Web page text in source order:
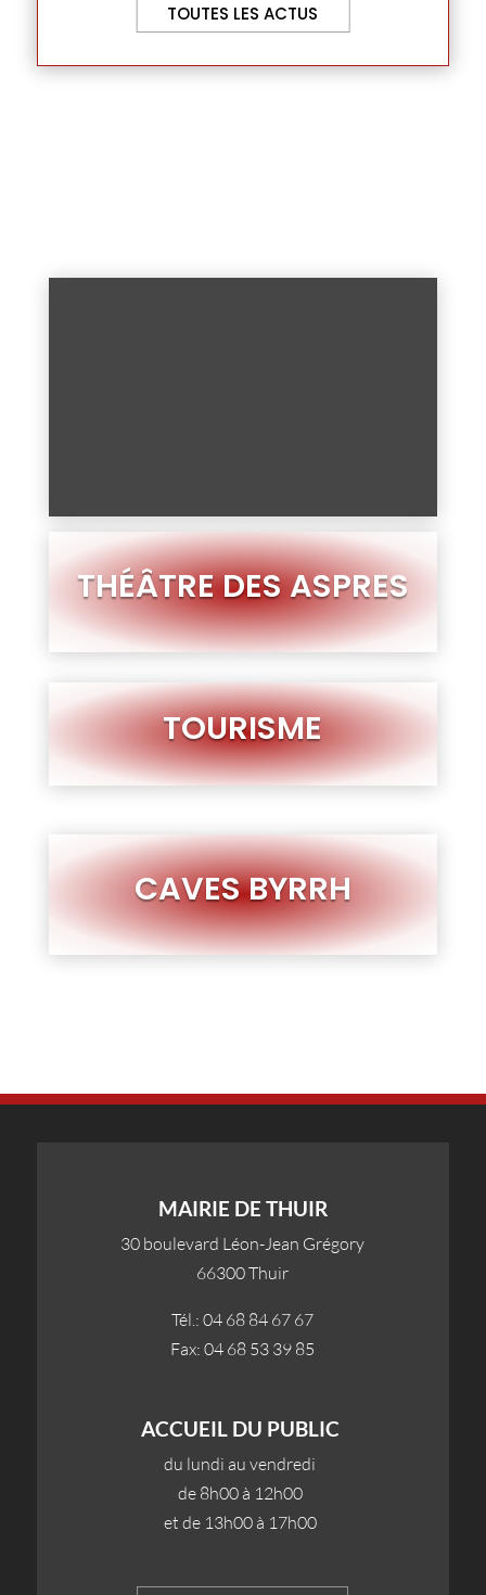
TOUTES LES ACTUS
THÉÂTRE DES ASPRES
TOURISME
CAVES BYRRH
FACEBOOK
MAIRIE DE THUIR
30 boulevard Léon-Jean Grégory
66300 Thuir
Tél.: 04 68 84 67 67
Fax: 04 68 53 39 85
ACCUEIL DU PUBLIC
du lundi au vendredi
de 8h00 à 12h00
et de 13h00 à 17h00